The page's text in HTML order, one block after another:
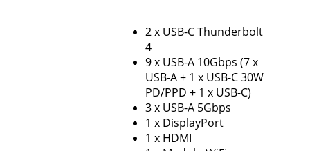
2 x USB-C Thunderbolt
4
9 x USB-A 10Gbps (7 x
USB-A + 1 x USB-C 30W
PD/PPD + 1 x USB-C)
3 x USB-A 5Gbps
1 x DisplayPort
1 x HDMI